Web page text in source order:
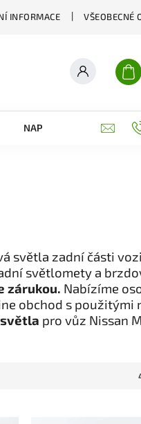
INFORMACE VŠEOBECNÉ
NAPIŠTE NÁM
světla zadní části
světlomety a
zárukou. Nabízíme
obchod s
pro vůz Nissan